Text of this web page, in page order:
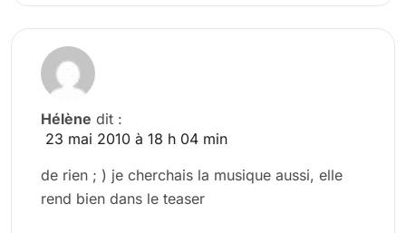
Hélène dit :
23 mai 2010 à 18 h 04 min
de rien ; ) je cherchais la musique aussi, elle
rend bien dans le teaser